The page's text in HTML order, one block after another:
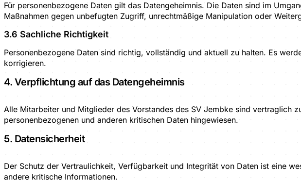
Für personenbezogene Daten gilt das Datengeheimnis. Die Daten sind im
Maßnahmen gegen unbefugten Zugriff, unrechtmäßige Manipulation oder
3.6 Sachliche Richtigkeit
Personenbezogene Daten sind richtig, vollständig und aktuell zu halten. Es
korrigieren.
4. Verpflichtung auf das Datengeheimnis
Alle Mitarbeiter und Mitglieder des Vorstandes des SV Jembke sind vertraglich
personenbezogenen und anderen kritischen Daten hingewiesen.
5. Datensicherheit
Der Schutz der Vertraulichkeit, Verfügbarkeit und Integrität von Daten ist eine
andere kritische Informationen.